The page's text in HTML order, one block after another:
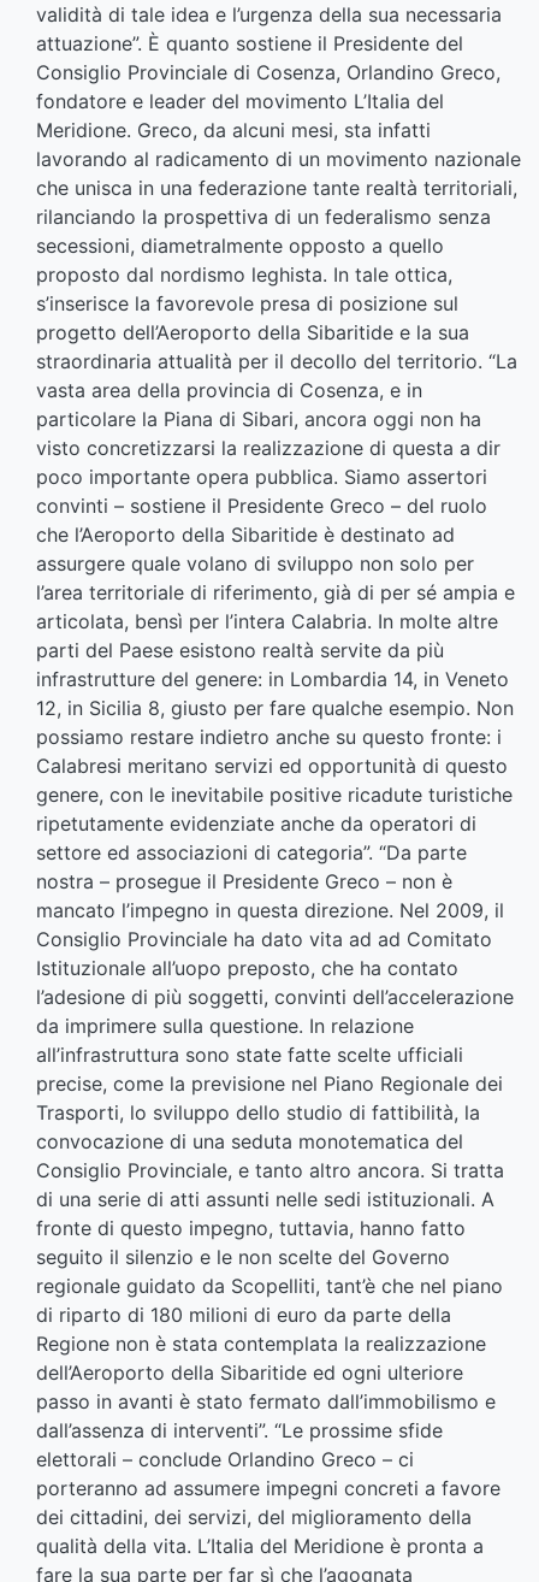
validità di tale idea e l’urgenza della sua necessaria
attuazione”. È quanto sostiene il Presidente del
Consiglio Provinciale di Cosenza, Orlandino Greco,
fondatore e leader del movimento L’Italia del
Meridione. Greco, da alcuni mesi, sta infatti
lavorando al radicamento di un movimento nazionale
che unisca in una federazione tante realtà territoriali,
rilanciando la prospettiva di un federalismo senza
secessioni, diametralmente opposto a quello
proposto dal nordismo leghista. In tale ottica,
s’inserisce la favorevole presa di posizione sul
progetto dell’Aeroporto della Sibaritide e la sua
straordinaria attualità per il decollo del territorio. “La
vasta area della provincia di Cosenza, e in
particolare la Piana di Sibari, ancora oggi non ha
visto concretizzarsi la realizzazione di questa a dir
poco importante opera pubblica. Siamo assertori
convinti – sostiene il Presidente Greco – del ruolo
che l’Aeroporto della Sibaritide è destinato ad
assurgere quale volano di sviluppo non solo per
l’area territoriale di riferimento, già di per sé ampia e
articolata, bensì per l’intera Calabria. In molte altre
parti del Paese esistono realtà servite da più
infrastrutture del genere: in Lombardia 14, in Veneto
12, in Sicilia 8, giusto per fare qualche esempio. Non
possiamo restare indietro anche su questo fronte: i
Calabresi meritano servizi ed opportunità di questo
genere, con le inevitabile positive ricadute turistiche
ripetutamente evidenziate anche da operatori di
settore ed associazioni di categoria”. “Da parte
nostra – prosegue il Presidente Greco – non è
mancato l’impegno in questa direzione. Nel 2009, il
Consiglio Provinciale ha dato vita ad ad Comitato
Istituzionale all’uopo preposto, che ha contato
l’adesione di più soggetti, convinti dell’accelerazione
da imprimere sulla questione. In relazione
all’infrastruttura sono state fatte scelte ufficiali
precise, come la previsione nel Piano Regionale dei
Trasporti, lo sviluppo dello studio di fattibilità, la
convocazione di una seduta monotematica del
Consiglio Provinciale, e tanto altro ancora. Si tratta
di una serie di atti assunti nelle sedi istituzionali. A
fronte di questo impegno, tuttavia, hanno fatto
seguito il silenzio e le non scelte del Governo
regionale guidato da Scopelliti, tant’è che nel piano
di riparto di 180 milioni di euro da parte della
Regione non è stata contemplata la realizzazione
dell’Aeroporto della Sibaritide ed ogni ulteriore
passo in avanti è stato fermato dall’immobilismo e
dall’assenza di interventi”. “Le prossime sfide
elettorali – conclude Orlandino Greco – ci
porteranno ad assumere impegni concreti a favore
dei cittadini, dei servizi, del miglioramento della
qualità della vita. L’Italia del Meridione è pronta a
fare la sua parte per far sì che l’agognata